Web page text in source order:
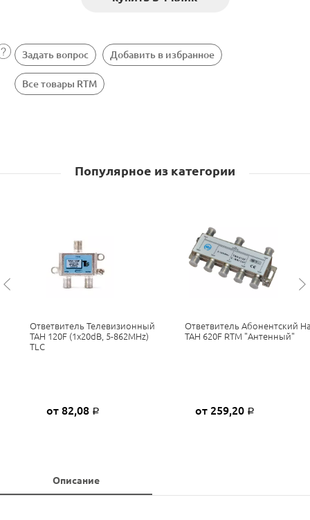
Задать вопрос Добавить в избранное
Все товары RTM
Популярное из категории
Ответвитель Телевизионный
TAH 120F (1x20dB, 5-862MHz)
TLC
от 82,08 Р
Ответвитель Абонентский
TAH 620F RTM "антенный"
от 259,20 Р
Описание